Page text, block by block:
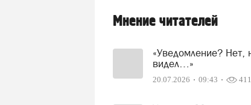
Мнение читателей
«Уведомление? Нет,
видел…»
20.07.2026 09:43 411